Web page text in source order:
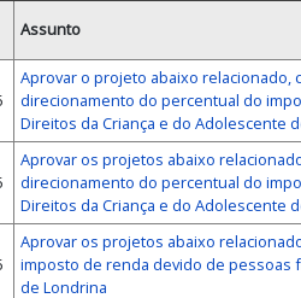
Assunto
Aprovar o projeto abaixo relacionado,
direcionamento do percentual do
Direitos da Criança e do Adolescente
Aprovar os projetos abaixo
direcionamento do percentual do
Direitos da Criança e do Adolescente
Aprovar os projetos abaixo
imposto de renda devido de pessoas
de Londrina